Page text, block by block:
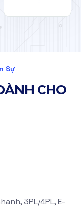
Sự
ÀNH CHO
3PL/4PL, E-